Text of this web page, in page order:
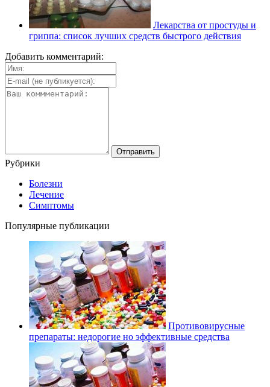
Лекарства от простуды и
гриппа: список лучших средств быстрого действия
Добавить комментарий:
Рубрики
Болезни
Лечение
Симптомы
Популярные публикации
Противовирусные
препараты: недорогие но эффективные средства